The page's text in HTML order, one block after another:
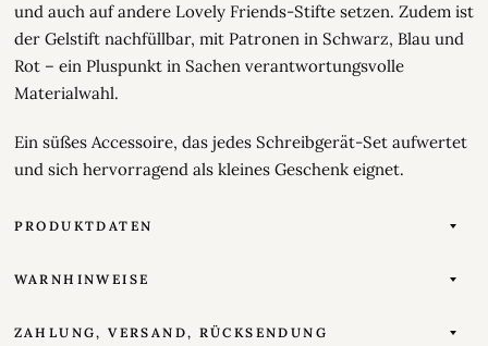
und auch auf andere Lovely Friends-Stifte setzen. Zudem ist
der Gelstift nachfüllbar, mit Patronen in Schwarz, Blau und
Rot – ein Pluspunkt in Sachen verantwortungsvolle
Materialwahl.
Ein süßes Accessoire, das jedes Schreibgerät-Set aufwertet
und sich hervorragend als kleines Geschenk eignet.
PRODUKTDATEN
WARNHINWEISE
ZAHLUNG, VERSAND, RÜCKSENDUNG